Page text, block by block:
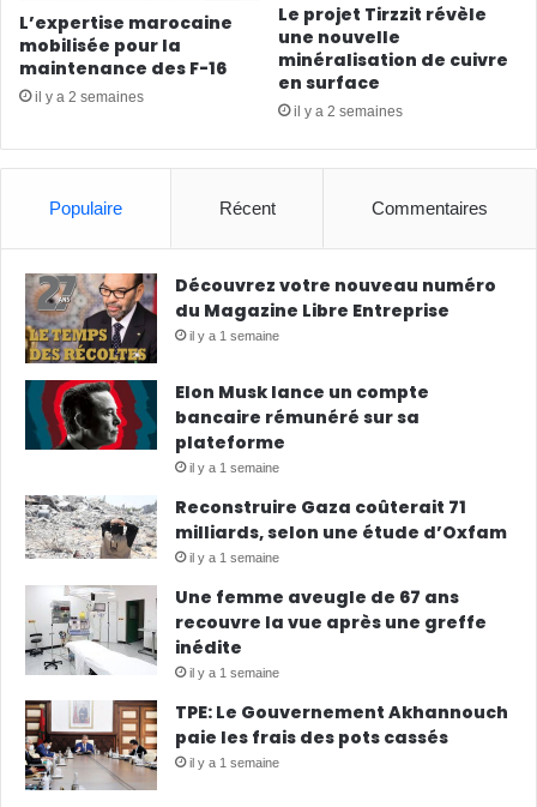
L’expertise marocaine
mobilisée pour la
maintenance des F-16
il y a 2 semaines
Le projet Tirzzit révèle
une nouvelle
minéralisation de cuivre
en surface
il y a 2 semaines
Populaire Récent Commentaires
Découvrez votre nouveau numéro
du Magazine Libre Entreprise
il y a 1 semaine
Elon Musk lance un compte
bancaire rémunéré sur sa
plateforme
il y a 1 semaine
Reconstruire Gaza coûterait 71
milliards, selon une étude d’Oxfam
il y a 1 semaine
Une femme aveugle de 67 ans
recouvre la vue après une greffe
inédite
il y a 1 semaine
TPE: Le Gouvernement Akhannouch
paie les frais des pots cassés
il y a 1 semaine